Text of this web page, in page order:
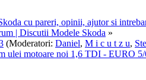
cu pareri, opinii, ajutor si
| Discutii Modele Skoda »
(Moderatori: Daniel, M i c u t z u,
ulei motoare noi 1,6 TDI - EURO